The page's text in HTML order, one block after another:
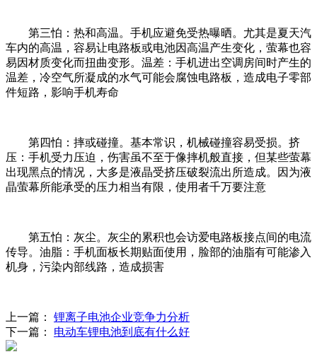
第三怕：热和高温。手机应避免受热曝晒。尤其是夏天汽
车内的高温，容易让电路板或电池因高温产生变化，萤幕也容
易因材质变化而扭曲变形。温差：手机进出空调房间时产生的
温差，冷空气所凝成的水气可能会腐蚀电路板，造成电子零部
件短路，影响手机寿命
第四怕：摔或碰撞。基本常识，机械碰撞容易受损。挤
压：手机受力压迫，伤害虽不至于像摔机般直接，但某些萤幕
出现黑点的情况，大多是液晶受挤压破裂流出所造成。因为液
晶萤幕所能承受的压力相当有限，使用者千万要注意
第五怕：灰尘。灰尘的累积也会访爱电路板接点间的电流
传导。油脂：手机面板长期贴面使用，脸部的油脂有可能渗入
机身，污染内部线路，造成损害
上一篇： 锂离子电池企业竞争力分析
下一篇： 电动车锂电池到底有什么好